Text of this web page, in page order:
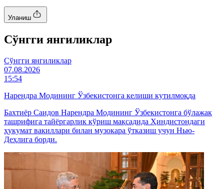
Уланиш
Cўнгги янгиликлар
Cўнгги янгиликлар
07.08.2026
15:54
Нарендра Модининг Ўзбекистонга келиши кутилмоқда
Бахтиёр Саидов Нарендра Модининг Ўзбекистонга бўлажак
ташрифига тайёргарлик кўриш мақсадида Ҳиндистондаги
ҳукумат вакиллари билан музокара ўтказиш учун Нью-
Деҳлига борди.